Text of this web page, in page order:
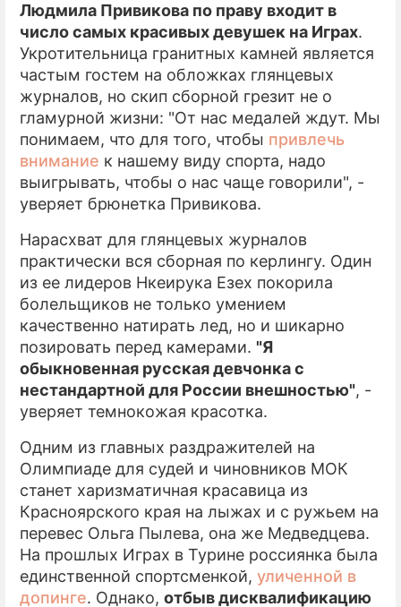
Людмила Привикова по праву входит в
число самых красивых девушек на Играх.
Укротительница гранитных камней является
частым гостем на обложках глянцевых
журналов, но скип сборной грезит не о
гламурной жизни: "От нас медалей ждут. Мы
понимаем, что для того, чтобы привлечь
внимание к нашему виду спорта, надо
выигрывать, чтобы о нас чаще говорили", -
уверяет брюнетка Привикова.
Нарасхват для глянцевых журналов
практически вся сборная по керлингу. Один
из ее лидеров Нкеирука Езех покорила
болельщиков не только умением
качественно натирать лед, но и шикарно
позировать перед камерами. "Я
обыкновенная русская девчонка с
нестандартной для России внешностью", -
уверяет темнокожая красотка.
Одним из главных раздражителей на
Олимпиаде для судей и чиновников МОК
станет харизматичная красавица из
Красноярского края на лыжах и с ружьем на
перевес Ольга Пылева, она же Медведцева.
На прошлых Играх в Турине россиянка была
единственной спортсменкой, уличенной в
допинге. Однако, отбыв дисквалификацию